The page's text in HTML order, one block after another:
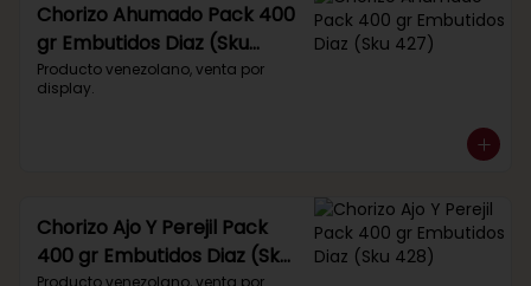
Chorizo Ahumado Pack 400
gr Embutidos Diaz (Sku
427)
Producto venezolano, venta por
display.
Chorizo Ajo Y Perejil Pack
400 gr Embutidos Diaz (Sku
Producto venezolano, venta por